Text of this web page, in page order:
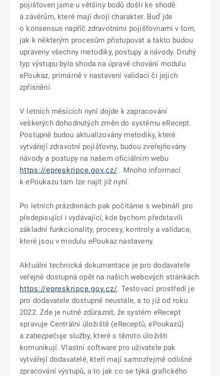
pojišťoven jsme u většiny bodů došli ke shodě
a závěrům, které mají dvojí charakter. Buď jde
o konsensus napříč zdravotními pojišťovnami v tom,
jak k některým procesům přistupovat a takto budou
upraveny všechny metodiky, postupy a návody. Druhý
typ výstupu byla shoda na úpravě chování modulu
ePoukaz, primárně v nastavení validací či jejich
zpřísnění.
V letních měsících nyní dojde k zapracování
veškerých dohodnutých změn do systému eRecept.
Postupně budou aktualizovány metodiky, které
vytvářejí zdravotní pojišťovny, budou zveřejňovány
návody a postupy na našem oficiálním webu
https://epreskripce.gov.cz/ . Mnoho informací
k ePoukazu tam lze najít již nyní.
Po letních prázdninách pak počítáme s webináři pro
předepisující i vydávající, kde bychom představili
základní funkcionality, procesy, kontroly a validace,
které jsou v modulu ePoukaz nastaveny.
Aktuální technická dokumentace je pro dodavatele
veřejně dostupná opět na našich webových stránkách
https://epreskripce.gov.cz/. Testovací prostředí je
pro dodavatele dostupné neustále, a to již od roku
2022. Zde je nutné zdůraznit, že systém eRecept
spravuje Centrální úložiště (eReceptů, ePoukazů)
a zabezpečuje služby, které s těmito úložišti
komunikují. Vlastní software pro uživatele pak
vytvářejí dodavatelé, kteří mají samozřejmě odlišné
zpracování výstupů, a to jak co se týká grafického